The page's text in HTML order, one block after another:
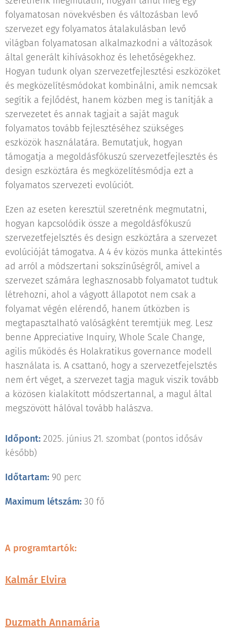
folyamatosan növekvésben és változásban levő
szervezet egy folyamatos átalakulásban levő
világban folyamatosan alkalmazkodni a változások
által generált kihívásokhoz és lehetőségekhez.
Hogyan tudunk olyan szervezetfejlesztési eszközöket
és megközelítésmódokat kombinálni, amik nemcsak
segítik a fejlődést, hanem közben meg is tanítják a
szervezetet és annak tagjait a saját maguk
folyamatos tovább fejlesztéséhez szükséges
eszközök használatára. Bemutatjuk, hogyan
támogatja a megoldásfókuszú szervezetfejlesztés és
design eszköztára és megközelítésmódja ezt a
folyamatos szervezeti evolúciót.
Ezen az eseten keresztül szeretnénk megmutatni,
hogyan kapcsolódik össze a megoldásfókuszú
szervezetfejelsztés és design eszköztára a szervezet
evolúcióját támogatva. A 4 év közös munka áttekintés
ad arról a módszertani sokszínűségről, amivel a
szervezet számára leghasznosabb folyamatot tudtuk
létrehozni, ahol a vágyott állapotot nem csak a
folyamat végén elérendő, hanem útközben is
megtapasztalható valóságként teremtjük meg. Lesz
benne Appreciative Inquiry, Whole Scale Change,
agilis működés és Holakratikus governance modell
használata is. A csattanó, hogy a szervezetfejelsztés
nem ért véget, a szervezet tagja maguk viszik tovább
a közösen kialakított módszertannal, a magul által
megszövött hálóval tovább halászva.
Időpont: 2025. június 21. szombat (pontos idősáv
később)
Időtartam: 90 perc
Maximum létszám: 30 fő
A programtartók:
Kalmár Elvira
Duzmath Annamária